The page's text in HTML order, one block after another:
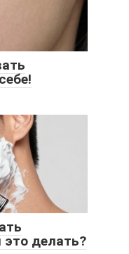
делать?